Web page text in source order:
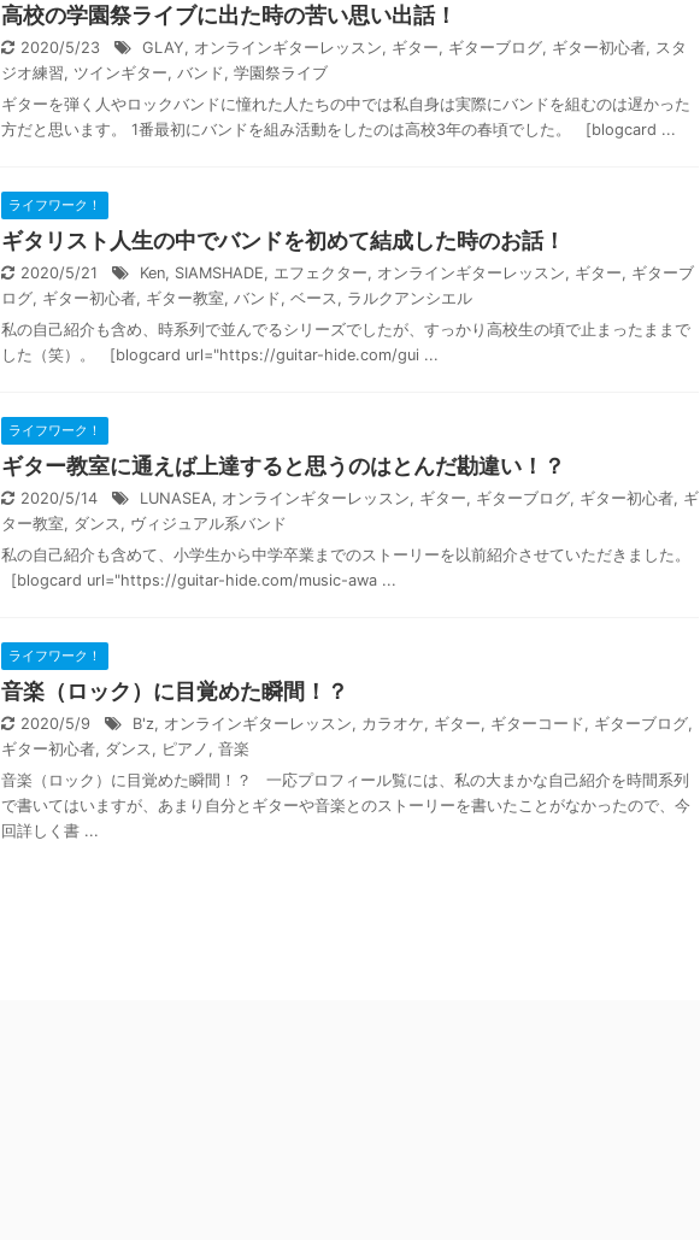
高校の学園祭ライブに出た時の苦い思い出話！
2020/5/23 GLAY, オンラインギターレッスン, ギター, ギターブログ, ギター初心者, スタ
ジオ練習, ツインギター, バンド, 学園祭ライブ
ギターを弾く人やロックバンドに憧れた人たちの中では私自身は実際にバンドを組むのは遅かった
方だと思います。 1番最初にバンドを組み活動をしたのは高校3年の春頃でした。 [blogcard ...
ライフワーク！
ギタリスト人生の中でバンドを初めて結成した時のお話！
2020/5/21 Ken, SIAMSHADE, エフェクター, オンラインギターレッスン, ギター, ギターブ
ログ, ギター初心者, ギター教室, バンド, ベース, ラルクアンシエル
私の自己紹介も含め、時系列で並んでるシリーズでしたが、すっかり高校生の頃で止まったままで
した（笑）。 [blogcard url="https://guitar-hide.com/gui ...
ライフワーク！
ギター教室に通えば上達すると思うのはとんだ勘違い！？
2020/5/14 LUNASEA, オンラインギターレッスン, ギター, ギターブログ, ギター初心者, ギ
ター教室, ダンス, ヴィジュアル系バンド
私の自己紹介も含めて、小学生から中学卒業までのストーリーを以前紹介させていただきました。
[blogcard url="https://guitar-hide.com/music-awa ...
ライフワーク！
音楽（ロック）に目覚めた瞬間！？
2020/5/9 B'z, オンラインギターレッスン, カラオケ, ギター, ギターコード, ギターブログ,
ギター初心者, ダンス, ピアノ , 音楽
音楽（ロック）に目覚めた瞬間！？ 一応プロフィール覧には、私の大まかな自己紹介を時間系列
で書いてはいますが、あまり自分とギターや音楽とのストーリーを書いたことがなかったので、今
回詳しく書 ...